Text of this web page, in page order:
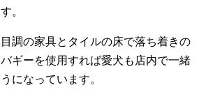
。
調の家具とタイルの床で落ち着きの
ギーを使用すれば愛犬も店内で一緒
になっています。